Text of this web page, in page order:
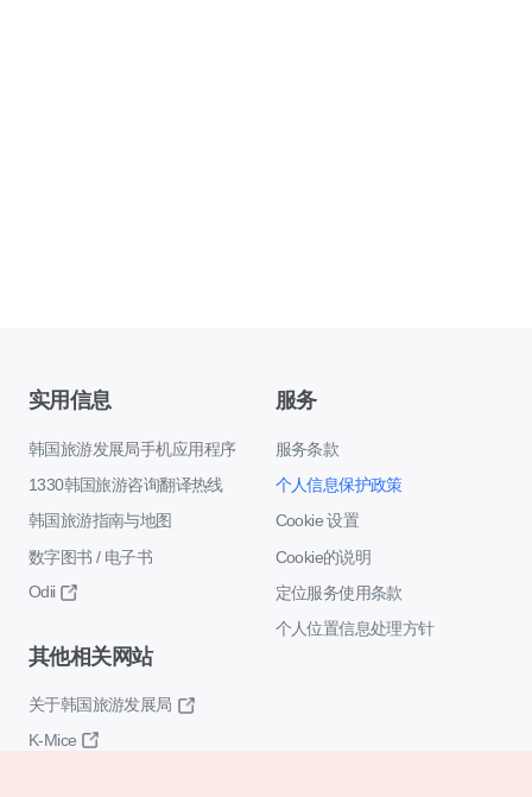
实用信息
韩国旅游发展局手机应用程序
1330韩国旅游咨询翻译热线
韩国旅游指南与地图
数字图书 / 电子书
Odii
服务
服务条款
个人信息保护政策
Cookie 设置
Cookie的说明
定位服务使用条款
个人位置信息处理方针
其他相关网站
关于韩国旅游发展局
K-Mice